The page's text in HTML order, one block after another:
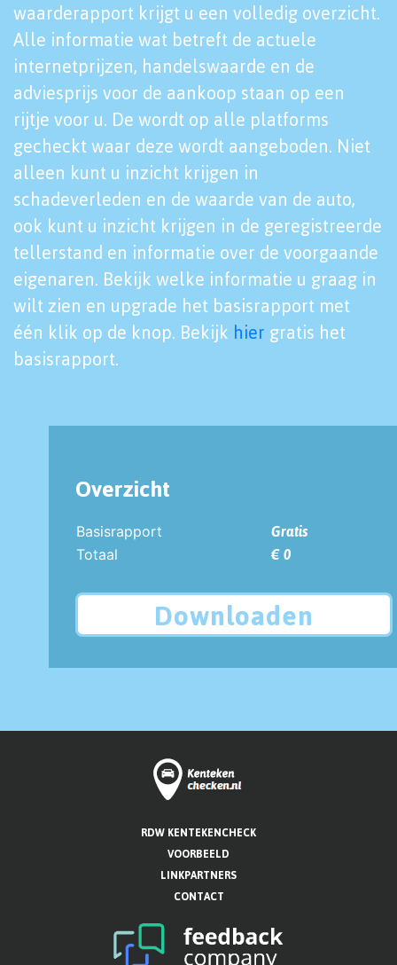
waarderapport krijgt u een volledig overzicht.
Alle informatie wat betreft de actuele
internetprijzen, handelswaarde en de
adviesprijs voor de aankoop staan op een
rijtje voor u. De wordt op alle platforms
gecheckt waar deze wordt aangeboden. Niet
alleen kunt u inzicht krijgen in
schadeverleden en de waarde van de auto,
ook kunt u inzicht krijgen in de geregistreerde
tellerstand en informatie over de voorgaande
eigenaren. Bekijk welke informatie u graag in
wilt zien en upgrade het basisrapport met
één klik op de knop. Bekijk hier gratis het
basisrapport.
Overzicht
Basisrapport
Gratis
Totaal
€ 0
Downloaden
RDW KENTEKENCHECK
VOORBEELD
LINKPARTNERS
CONTACT